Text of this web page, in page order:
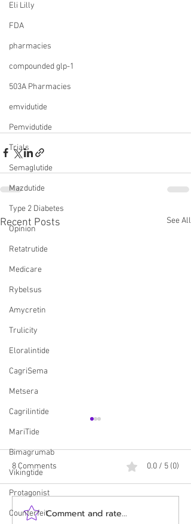
Eli Lilly
FDA
pharmacies
compounded glp-1
503A Pharmacies
emvidutide
Pemvidutide
Trials
Semaglutide
Mazdutide
Type 2 Diabetes
Opinion
Retatrutide
Medicare
Rybelsus
Amycretin
Trulicity
Eloralintide
CagriSema
Metsera
Cagrilintide
MariTide
Bimagrumab
Vikingtide
Protagonist
Counterfeit
Recent Posts See All
HUGE! Employers Can Now
8 Comments 0.0 / 5 (0)
Comment and rate...